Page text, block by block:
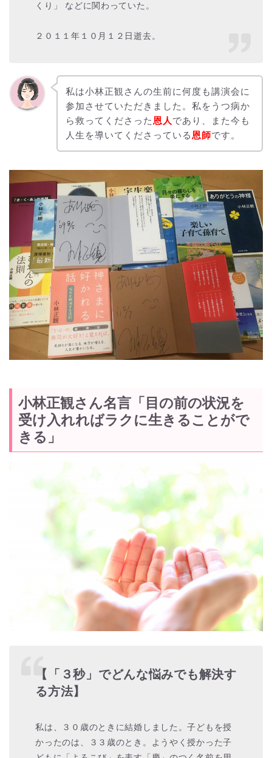
くり」 などに関わっていた。
２０１１年１０月１２日逝去。
私は小林正観さんの生前に何度も講演会に
参加させていただきました。私をうつ病か
ら救ってくださった恩人であり、また今も
人生を導いてくださっている恩師です。
小林正観さん名言「目の前の状況を
受け入れればラクに生きることがで
きる」
【「３秒」でどんな悩みでも解決す
る方法】
私は、３０歳のときに結婚しました。子どもを授
かったのは、３３歳のとき。ようやく授かった子